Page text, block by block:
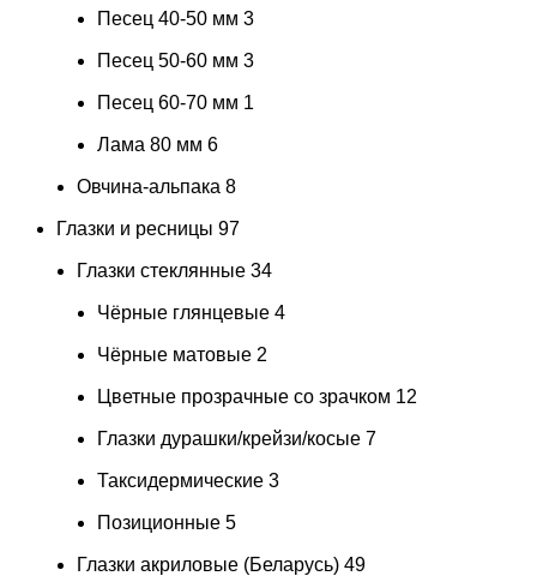
Песец 40-50 мм 3
Песец 50-60 мм 3
Песец 60-70 мм 1
Лама 80 мм 6
Овчина-альпака 8
Глазки и ресницы 97
Глазки стеклянные 34
Чёрные глянцевые 4
Чёрные матовые 2
Цветные прозрачные со зрачком 12
Глазки дурашки/крейзи/косые 7
Таксидермические 3
Позиционные 5
Глазки акриловые (Беларусь) 49